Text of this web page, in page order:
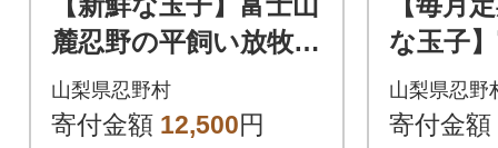
麓忍野の平飼い放牧
卵 10個入×3パック
山梨県忍野村
寄付金額 12,500円
な玉子
忍野の
のピン
山梨県忍野
寄付金額